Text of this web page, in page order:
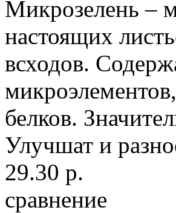
Микрозелень –
настоящих
всходов.
белков.
Улучшат и
29.30 р.
сравнение